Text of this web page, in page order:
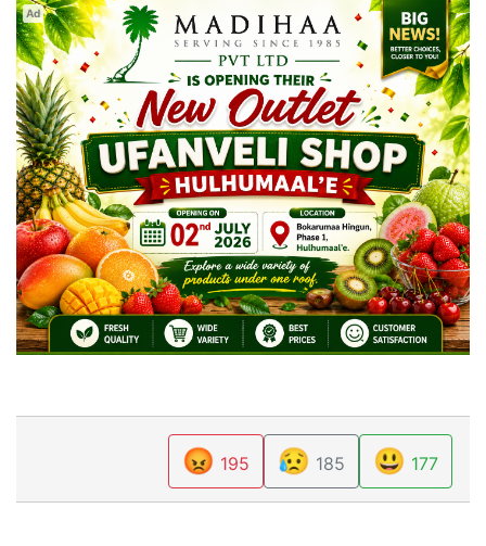
Ad
177
😃
185
😥
195
😡